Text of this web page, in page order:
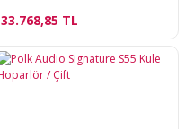
33.768,85 TL